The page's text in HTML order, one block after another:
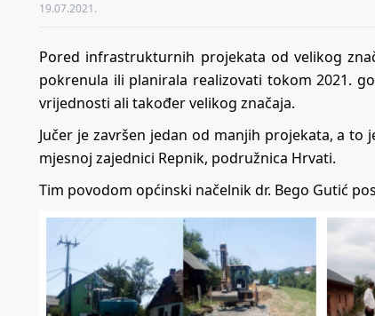
19.07.2021.
Pored infrastrukturnih projekata od velikog
pokrenula ili planirala realizovati tokom 2021.
vrijednosti ali također velikog značaja.
Jučer je završen jedan od manjih projekata, a
mjesnoj zajednici Repnik, podružnica Hrvati.
Tim povodom općinski načelnik dr. Bego Gutić